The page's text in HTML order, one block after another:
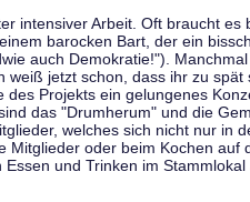
intensiver Arbeit. Oft braucht es
barocken Bart, der ein
auch Demokratie!").
jetzt schon, dass ihr zu
Projekts ein gelungenes
das "Drumherum" und die
welches sich nicht nur in
oder beim Kochen auf
und Trinken im